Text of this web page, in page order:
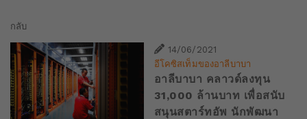
กลับ
14/06/2021
อีโคซิสเท็มของอาลีบาบา
อาลีบาบา คลาวด์ลงทุน
31,000 ล้านบาท เพื่อสนับ
สนุนสตาร์ทอัพ นักพัฒนา